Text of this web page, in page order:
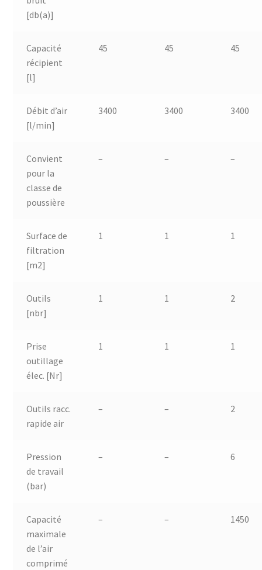
[db(a)]
Capacité
récipient
[l]
45 45 45
Débit d’air
[l/min]
3400 3400 3400
Convient
pour la
classe de
poussière
– – –
Surface de
filtration
[m2]
1 1 1
Outils
[nbr]
1 1 2
Prise
outillage
élec. [Nr]
1 1 1
Outils racc.
rapide air
– – 2
Pression
de travail
(bar)
– – 6
Capacité
maximale
de l’air
comprimé
– – 1450